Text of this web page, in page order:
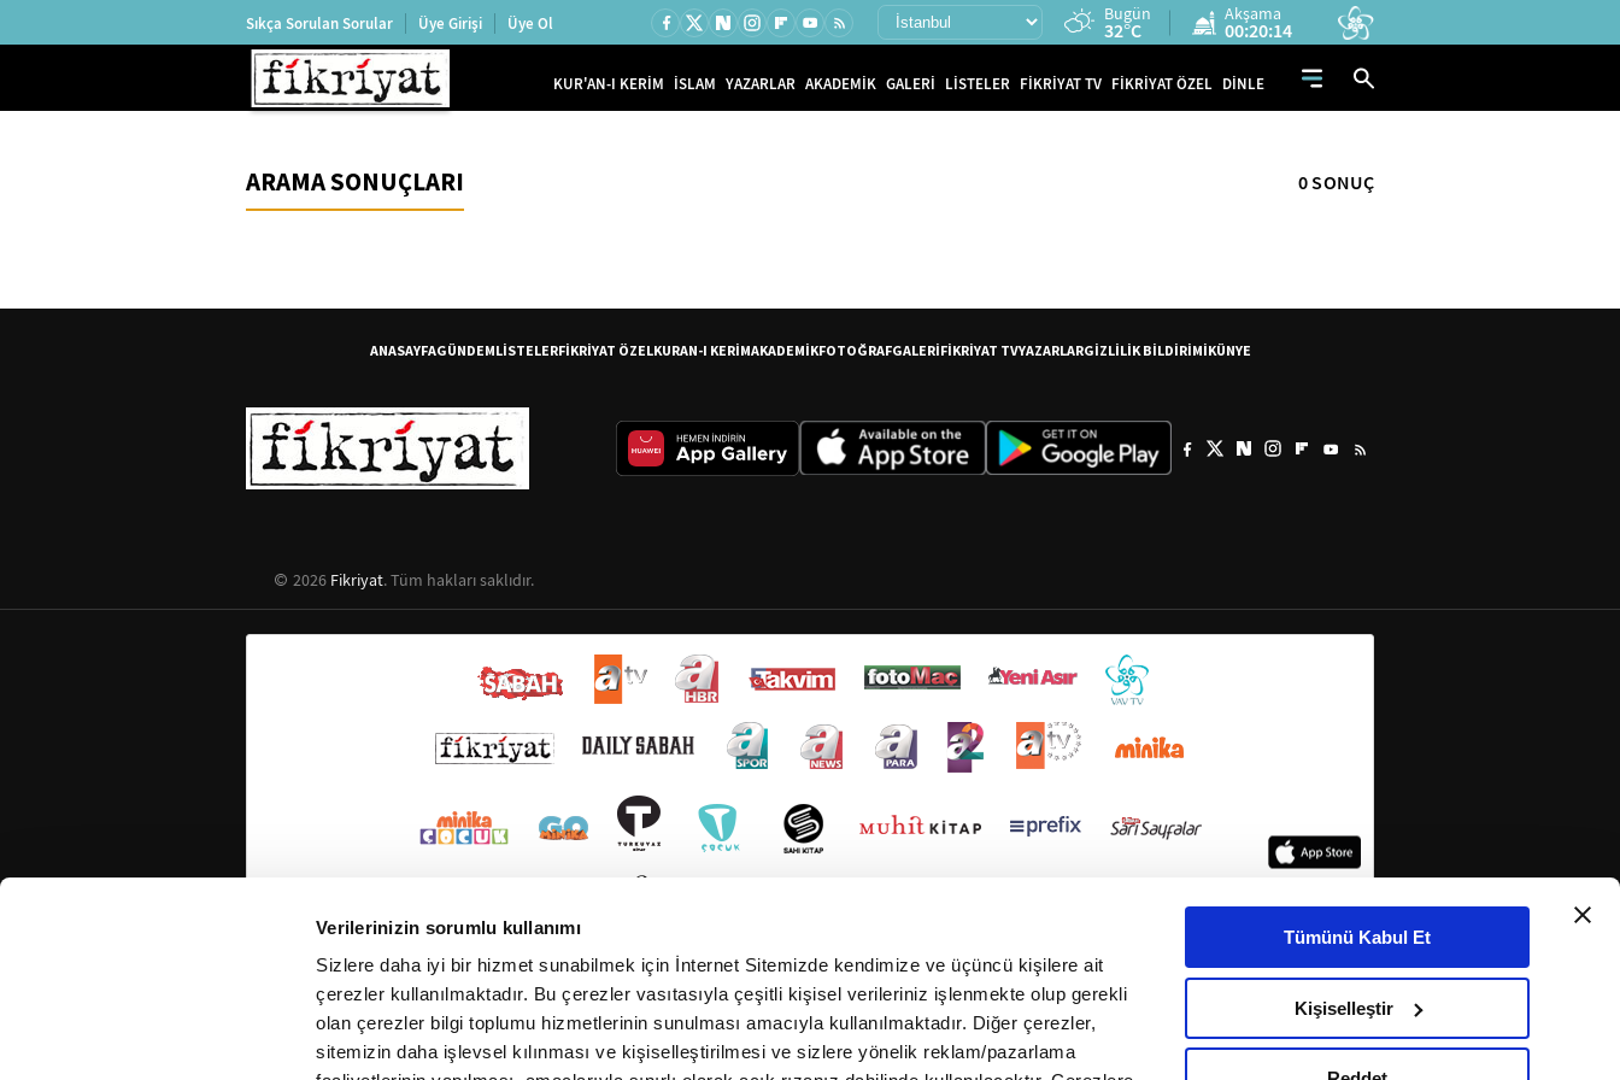
Verilerinizin sorumlu kullanımı
Sizlere daha iyi bir hizmet sunabilmek için İnternet Sitemizde kendimize ve üçüncü kişilere ait
çerezler kullanılmaktadır. Bu çerezler vasıtasıyla çeşitli kişisel verileriniz işlenmekte olup gerekli
olan çerezler bilgi toplumu hizmetlerinin sunulması amacıyla kullanılmaktadır. Diğer çerezler,
sitemizin daha işlevsel kılınması ve kişiselleştirilmesi ve sizlere yönelik reklam/pazarlama
Tümünü Kabul Et
Kişiselleştir
Sıkça Sorulan Sorular Üye Girişi Üye Ol Bugün
32°C
Akşama
00:20:14
KUR'AN-I KERİM İSLAM YAZARLAR AKADEMİK GALERİ LİSTELER FİKRİYAT TV FİKRİYAT ÖZEL DİNLE
ARAMA SONUÇLARI 0 SONUÇ
ANASAYFAGÜNDEMLİSTELERFİKRİYAT ÖZELKURAN-I KERİMAKADEMİKFOTOĞRAFGALERİFİKRİYAT TVYAZARLARGİZLİLİK BİLDİRİMİKÜNYE
2026 Fikriyat. Tüm hakları saklıdır.